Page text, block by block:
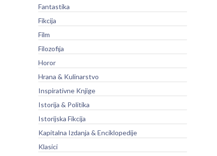
Fantastika
Fikcija
Film
Filozofija
Horor
Hrana & Kulinarstvo
Inspirativne Knjige
Istorija & Politika
Istorijska Fikcija
Kapitalna Izdanja & Enciklopedije
Klasici